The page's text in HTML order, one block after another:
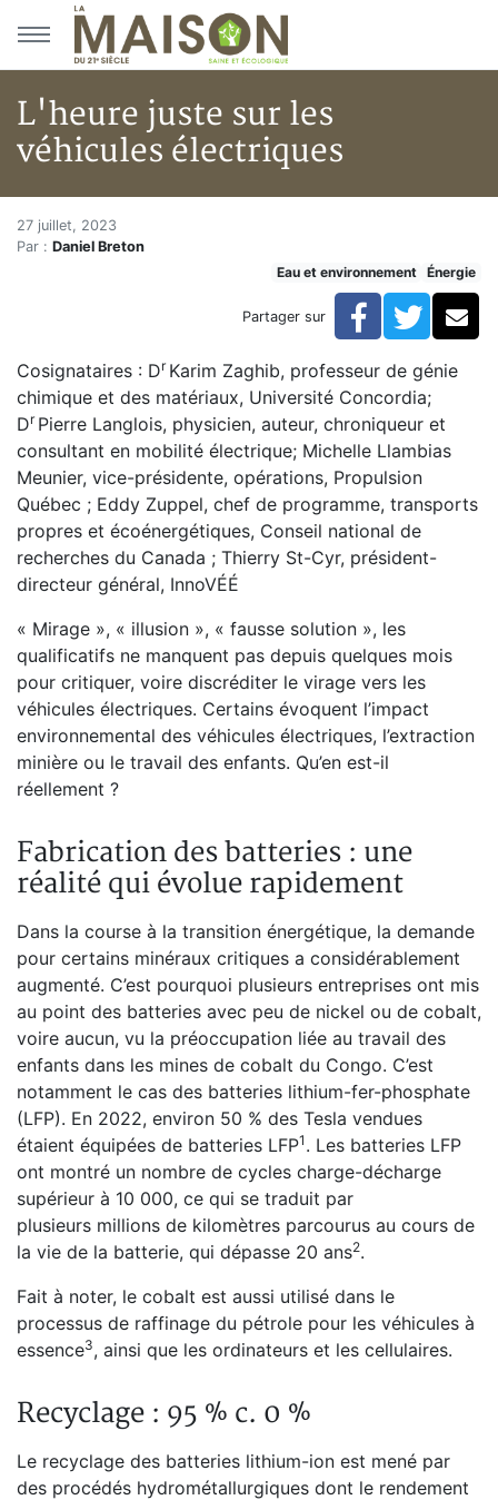
Aller au menu principal
Aller au contenu principal
L'heure juste sur les
véhicules électriques
Accueil
Articles
L'heure juste sur les véhicules électriques
L'heure juste sur les
27 juillet, 2023
Par : Daniel Breton
Eau et environnement
Énergie
Partager sur Facebook
Cosignataires : Dr Karim Zaghib, professeur de génie
chimique et des matériaux, Université Concordia;
Dr Pierre Langlois, physicien, auteur, chroniqueur et
consultant en mobilité électrique; Michelle Llambias
Meunier, vice-présidente, opérations, Propulsion
Québec ; Eddy Zuppel, chef de programme, transports
propres et écoénergétiques, Conseil national de
recherches du Canada ; Thierry St-Cyr, président-
directeur général, InnoVÉÉ
« Mirage », « illusion », « fausse solution », les
qualificatifs ne manquent pas depuis quelques mois
pour critiquer, voire discréditer le virage vers les
véhicules électriques. Certains évoquent l’impact
environnemental des véhicules électriques, l’extraction
minière ou le travail des enfants. Qu’en est-il
réellement ?
Fabrication des batteries : une
réalité qui évolue rapidement
Dans la course à la transition énergétique, la demande
pour certains minéraux critiques a considérablement
augmenté. C’est pourquoi plusieurs entreprises ont mis
au point des batteries avec peu de nickel ou de cobalt,
voire aucun, vu la préoccupation liée au travail des
enfants dans les mines de cobalt du Congo. C’est
notamment le cas des batteries lithium-fer-phosphate
(LFP). En 2022, environ 50 % des Tesla vendues
étaient équipées de batteries LFP⁠1 . Les batteries LFP
ont montré un nombre de cycles charge-décharge
supérieur à 10 000, ce qui se traduit par
plusieurs millions de kilomètres parcourus au cours de
la vie de la batterie, qui dépasse 20 ans⁠2.
Fait à noter, le cobalt est aussi utilisé dans le
processus de raffinage du pétrole pour les véhicules à
essence⁠3, ainsi que les ordinateurs et les cellulaires.
Recyclage : 95 % c. 0 %
Le recyclage des batteries lithium-ion est mené par
des procédés hydrométallurgiques dont le rendement